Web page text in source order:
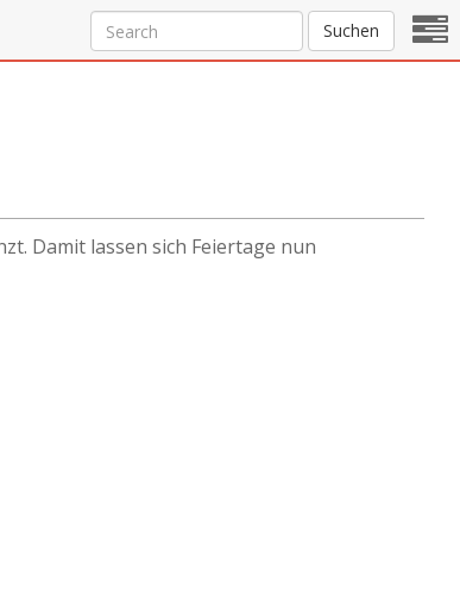
Suchen
Damit lassen sich Feiertage nun